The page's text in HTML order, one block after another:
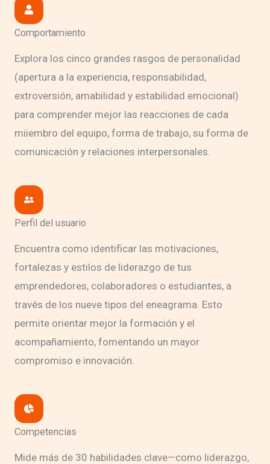
Comportamiento
Explora los cinco grandes rasgos de personalidad
(apertura a la experiencia, responsabilidad,
extroversión, amabilidad y estabilidad emocional)
para comprender mejor las reacciones de cada
miiembro del equipo, forma de trabajo, su forma de
comunicación y relaciones interpersonales.
Perfil del usuario
Encuentra como identificar las motivaciones,
fortalezas y estilos de liderazgo de tus
emprendedores, colaboradores o estudiantes, a
través de los nueve tipos del eneagrama. Esto
permite orientar mejor la formación y el
acompañamiento, fomentando un mayor
compromiso e innovación.
Competencias
Mide más de 30 habilidades clave—como liderazgo,